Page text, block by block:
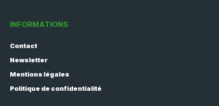
INFORMATIONS
Contact
Newsletter
Mentions légales
Politique de confidentialité